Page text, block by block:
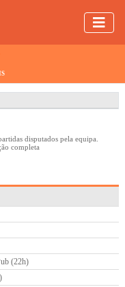
disputados pela equipa.
completa
(22h)